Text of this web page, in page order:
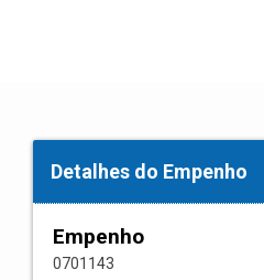
Detalhes do Empenho
Empenho
0701143